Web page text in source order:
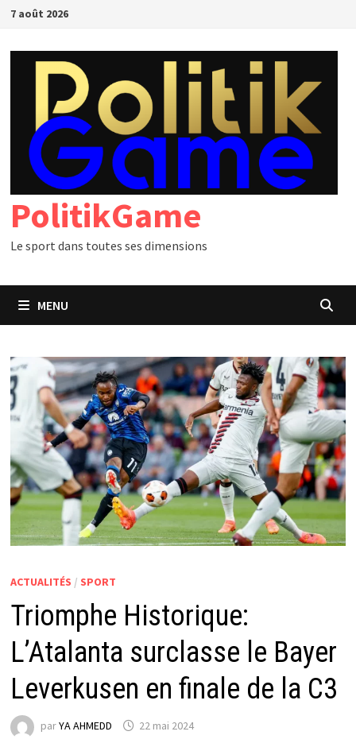
Passer
contenu
7 août 2026
PolitikGame
Le sport dans toutes ses dimensions
MENU
ACTUALITÉS / SPORT
Triomphe Historique:
L’Atalanta surclasse le Bayer
Leverkusen en finale de la C3
parYA AHMEDD 22 mai 2024